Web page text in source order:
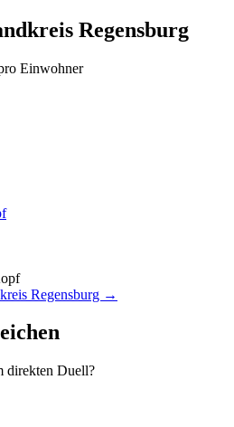
Regensburg
Einwohner
Regensburg →
direkten Duell?